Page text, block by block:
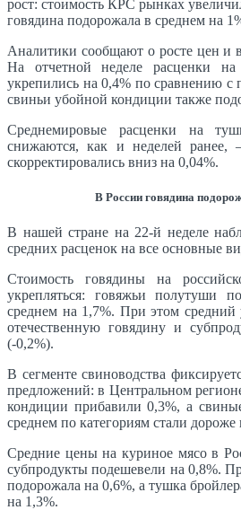
рост: стоимость КРС рынках
говядина подорожала в среднем на
Аналитики сообщают о росте цен и
На отчетной неделе расценки
укрепились на 0,4% по сравнению
свиньи убойной кондиции также
Среднемировые расценки на
снижаются, как и неделей ранее,
скорректировались вниз на 0,04%.
В России говядина
В нашей стране на 22-й неделе
средних расценок на все основные
Стоимость говядины на
укрепляться: говяжьи полутуши
среднем на 1,7%. При этом средний
отечественную говядину и
(-0,2%).
В сегменте свиноводства
предложений: в Центральном
кондиции прибавили 0,3%, а
среднем по категориям стали дороже
Средние цены на куриное мясо в
субпродукты подешевели на 0,8%.
подорожала на 0,6%, а тушка
на 1,3%.